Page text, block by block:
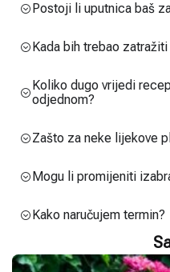
Postoji li uputnica baš
Kada bih trebao
Koliko dugo vrijedi
odjednom?
Zašto za neke lijekove
Mogu li promijeniti
Kako naručujem termin?